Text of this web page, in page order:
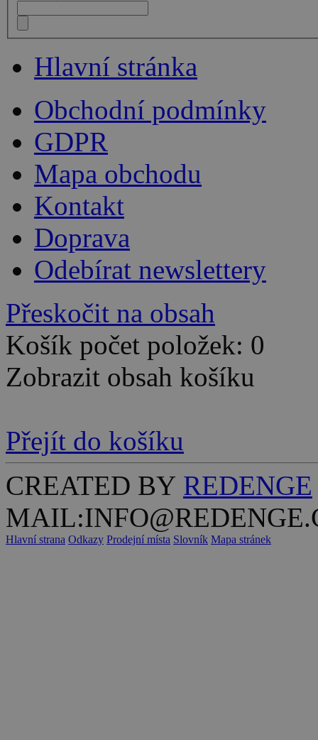
Hlavní stránka
Obchodní podmínky
GDPR
Mapa obchodu
Kontakt
Doprava
Odebírat newslettery
Přeskočit na obsah
Košík počet položek: 0
Zobrazit obsah košíku
Přejít do košíku
CREATED BY REDENGE
Hlavní strana Odkazy Prodejní místa Slovník Mapa stránek